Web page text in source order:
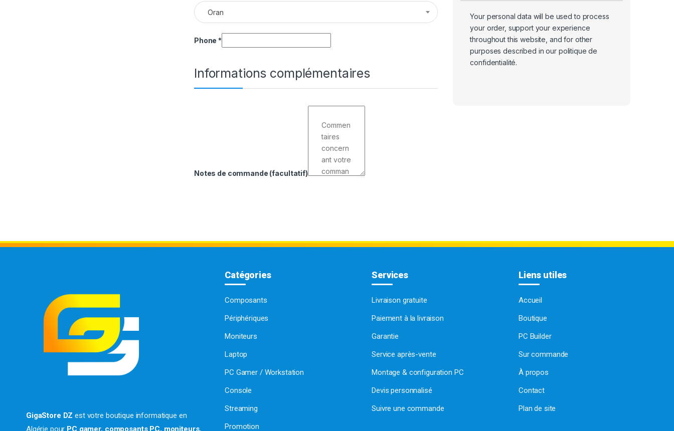
Oran
Phone *
Informations complémentaires
Notes de commande (facultatif)
Your personal data will be used to process
your order, support your experience
throughout this website, and for other
purposes described in our politique de
confidentialité.
GigaStore DZ est votre boutique informatique en
Algérie pour PC gamer, composants PC, moniteurs,
Catégories
Composants
Périphériques
Moniteurs
Laptop
PC Gamer / Workstation
Console
Streaming
Promotion
Services
Livraison gratuite
Paiement à la livraison
Garantie
Service après-vente
Montage & configuration PC
Devis personnalisé
Suivre une commande
Liens utiles
Accueil
Boutique
PC Builder
Sur commande
À propos
Contact
Plan de site